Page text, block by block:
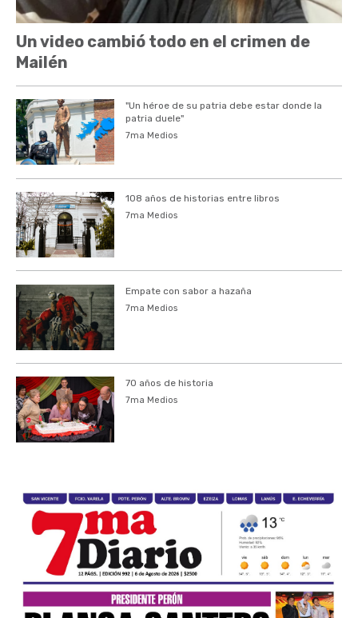
Un video cambió todo en el crimen de
Mailén
"Un héroe de su patria debe estar donde la
patria duele"
7ma Medios
108 años de historias entre libros
7ma Medios
Empate con sabor a hazaña
7ma Medios
70 años de historia
7ma Medios